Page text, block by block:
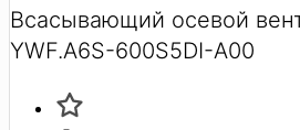
Всасывающий осевой
YWF.A6S-600S5DI-A00